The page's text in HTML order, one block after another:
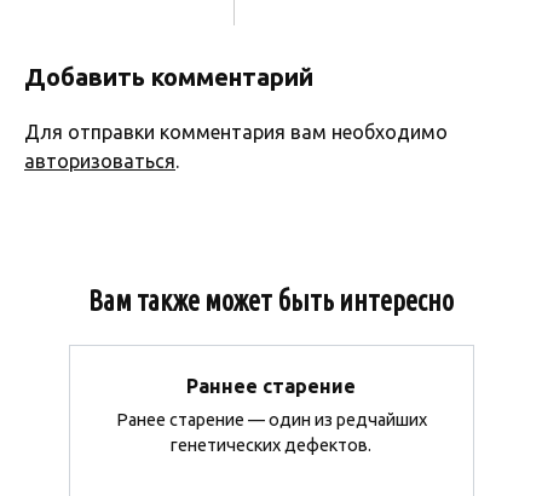
Добавить комментарий
Для отправки комментария вам необходимо
авторизоваться.
Вам также может быть интересно
Раннее старение
Ранее старение — один из редчайших
генетических дефектов.